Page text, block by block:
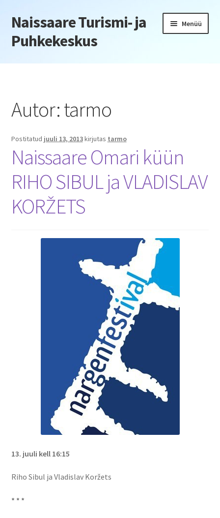
Liigu
navigeerimisele
Liigu
sisu
juurde
Naissaare Turismi- ja
Puhkekeskus
Menüü
Esileht
Jõulupeod
Kliendiüritus
Konverentsid
TRANSPORT NAISSAARELE
Kontakt
Broneeri
Autor:tarmo
Postitatud juuli 13, 2013kirjutas tarmo
Naissaare Omari küün
RIHO SIBUL ja VLADISLAV
KORŽETS
13. juuli kell 16:15
Riho Sibul ja Vladislav Koržets
* * *